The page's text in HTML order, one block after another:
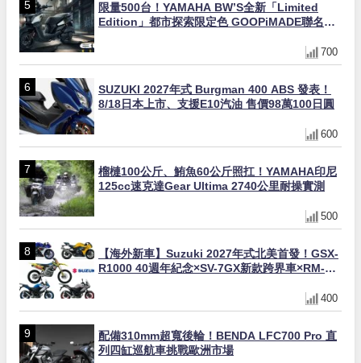
限量500台！YAMAHA BW’S全新「Limited
Edition」都市探索限定色 GOOPiMADE聯名包
700
SUZUKI 2027年式 Burgman 400 ABS 發表！
8/18日本上市、支援E10汽油 售價98萬100日圓
600
榴槤100公斤、鮪魚60公斤照扛！YAMAHA印尼
125cc速克達Gear Ultima 2740公里耐操實測
500
【海外新車】Suzuki 2027年式北美首發！GSX-
R1000 40週年紀念×SV-7GX新款跨界車×RM-
400
配備310mm超寬後輪！BENDA LFC700 Pro 直
列四缸巡航車挑戰歐洲市場